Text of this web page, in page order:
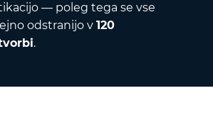
— poleg tega se vse
odstranijo v 120
.